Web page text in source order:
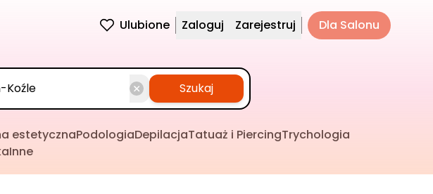
Ulubione Zaloguj Zarejestruj Dla Salonu
Szukaj
estetycznaPodologiaDepilacjaTatuaż i PiercingTrychologia
Inne